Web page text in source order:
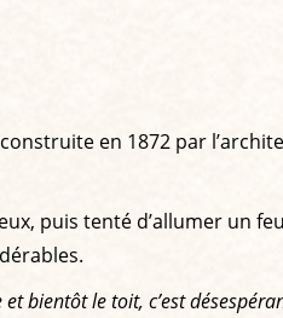
en 1872 par
puis tenté d’allumer un
bientôt le toit, c’est